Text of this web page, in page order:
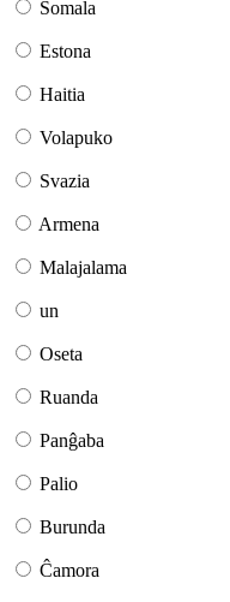
Somala
Estona
Haitia
Volapuko
Svazia
Armena
Malajalama
un
Oseta
Ruanda
Panĝaba
Palio
Burunda
Ĉamora